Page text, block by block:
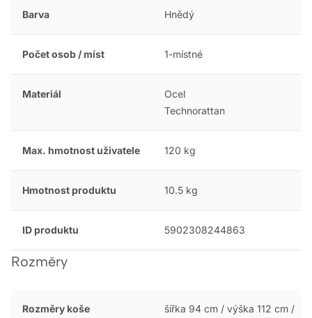
Barva Hnědý
Počet osob / míst 1-místné
Materiál
Ocel
Technorattan
Max. hmotnost uživatele 120 kg
Hmotnost produktu 10.5 kg
ID produktu 5902308244863
Rozměry
Rozměry koše
šířka 94 cm / výška 112 cm /